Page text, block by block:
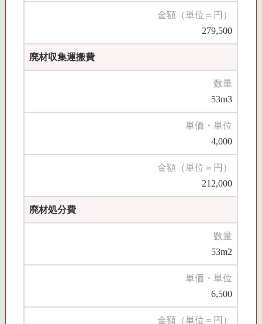
金額（単位＝円）
279,500
廃材収集運搬費
数量
53m3
単価・単位
4,000
金額（単位＝円）
212,000
廃材処分費
数量
53m2
単価・単位
6,500
金額（単位＝円）